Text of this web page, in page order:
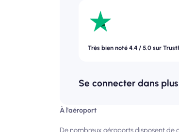
Très bien noté 4.4 / 5.0 sur
Se connecter dans
À l'aéroport